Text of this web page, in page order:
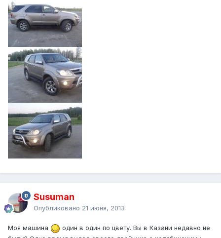
Susuman
Опубликовано 21 июня, 2013
Моя машина
один в один по цвету. Вы в Казани недавно не